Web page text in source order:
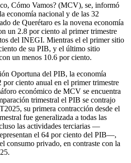
Cómo Vamos? (MCV), se, informó
economía nacional y de las 32
de Querétaro es la novena economía
un 2.8 por ciento al primer trimestre
del INEGI. Mientras el el primer sitio
de su PIB, y el último sitio
un menos 10.6 por ciento.
Oportuna del PIB, la economía
por ciento anual en el primer trimestre
económico de MCV se encuentra
trimestral el PIB se contrajo
su primera contracción desde el
fue generalizada a todas las
las actividades terciarias —
el 64 por ciento del PIB—,
consumo privado, en contraste con la